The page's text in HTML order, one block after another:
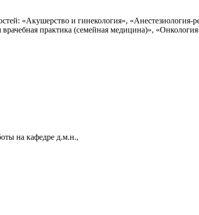
«Акушерство и гинекология», «Анестезиология-
практика (семейная медицина)»,
на кафедре д.м.н.,